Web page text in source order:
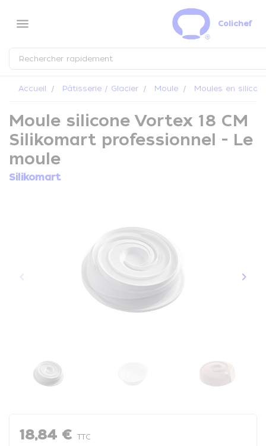
menu Colichef
Accueil Pâtisserie / Glacier Moule Moules en
Moule silicone Vortex 18 CM
Silikomart professionnel - Le
moule
Silikomart
Précédent
keyboard_arrow_left keyboard_arrow_right
18,84 € TTC